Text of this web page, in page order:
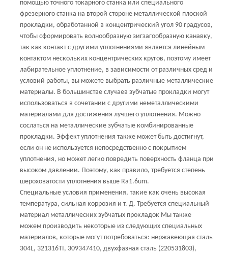
помощью точного токарного станка или специального
фрезерного станка на второй стороне металлической плоской
прокладки, обработанной в концентрический угол 90 градусов,
чтобы сформировать волнообразную зигзагообразную канавку,
так как контакт с другими уплотнениями является линейным
контактом нескольких концентрических кругов, поэтому имеет
лабирательное уплотнение, в зависимости от различных сред и
условий работы, вы можете выбрать различные металлические
материалы. В большинстве случаев зубчатые прокладки могут
использоваться в сочетании с другими неметаллическими
материалами для достижения лучшего уплотнения. Можно
сослаться на металлические зубчатые комбинированные
прокладки. Эффект уплотнения также может быть достигнут,
если он не используется непосредственно с покрытием
уплотнения, но может легко повредить поверхность фланца при
высоком давлении. Поэтому, как правило, требуется степень
шероховатости уплотнения выше Ra1.6um.
Специальные условия применения, такие как очень высокая
температура, сильная коррозия и т. Д. Требуется специальный
материал металлических зубчатых прокладок Мы также
можем производить некоторые из следующих специальных
материалов, которые могут потребоваться: нержавеющая сталь
304L, 321316TI, 309347410, двухфазная сталь (220531803),